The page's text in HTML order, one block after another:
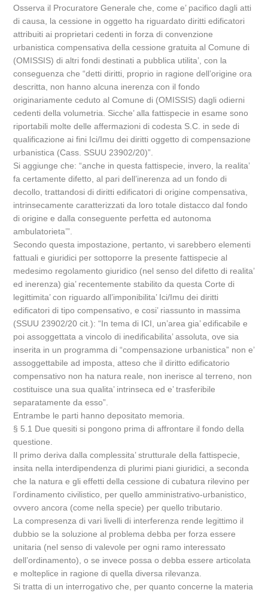
Osserva il Procuratore Generale che, come e’ pacifico dagli atti
di causa, la cessione in oggetto ha riguardato diritti edificatori
attribuiti ai proprietari cedenti in forza di convenzione
urbanistica compensativa della cessione gratuita al Comune di
(OMISSIS) di altri fondi destinati a pubblica utilita’, con la
conseguenza che “detti diritti, proprio in ragione dell’origine ora
descritta, non hanno alcuna inerenza con il fondo
originariamente ceduto al Comune di (OMISSIS) dagli odierni
cedenti della volumetria. Sicche’ alla fattispecie in esame sono
riportabili molte delle affermazioni di codesta S.C. in sede di
qualificazione ai fini Ici/Imu dei diritti oggetto di compensazione
urbanistica (Cass. SSUU 23902/20)”.
Si aggiunge che: “anche in questa fattispecie, invero, la realita’
fa certamente difetto, al pari dell’inerenza ad un fondo di
decollo, trattandosi di diritti edificatori di origine compensativa,
intrinsecamente caratterizzati da loro totale distacco dal fondo
di origine e dalla conseguente perfetta ed autonoma
ambulatorieta’”.
Secondo questa impostazione, pertanto, vi sarebbero elementi
fattuali e giuridici per sottoporre la presente fattispecie al
medesimo regolamento giuridico (nel senso del difetto di realita’
ed inerenza) gia’ recentemente stabilito da questa Corte di
legittimita’ con riguardo all’imponibilita’ Ici/Imu dei diritti
edificatori di tipo compensativo, e cosi’ riassunto in massima
(SSUU 23902/20 cit.): “In tema di ICI, un’area gia’ edificabile e
poi assoggettata a vincolo di inedificabilita’ assoluta, ove sia
inserita in un programma di “compensazione urbanistica” non e’
assoggettabile ad imposta, atteso che il diritto edificatorio
compensativo non ha natura reale, non inerisce al terreno, non
costituisce una sua qualita’ intrinseca ed e’ trasferibile
separatamente da esso”.
Entrambe le parti hanno depositato memoria.
§ 5.1 Due quesiti si pongono prima di affrontare il fondo della
questione.
Il primo deriva dalla complessita’ strutturale della fattispecie,
insita nella interdipendenza di plurimi piani giuridici, a seconda
che la natura e gli effetti della cessione di cubatura rilevino per
l’ordinamento civilistico, per quello amministrativo-urbanistico,
ovvero ancora (come nella specie) per quello tributario.
La compresenza di vari livelli di interferenza rende legittimo il
dubbio se la soluzione al problema debba per forza essere
unitaria (nel senso di valevole per ogni ramo interessato
dell’ordinamento), o se invece possa o debba essere articolata
e molteplice in ragione di quella diversa rilevanza.
Si tratta di un interrogativo che, per quanto concerne la materia